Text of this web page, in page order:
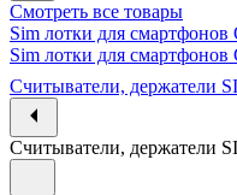
Смотреть все товары
Sim лотки для смартфонов
Sim лотки для смартфонов
Считыватели, держатели
Считыватели, держатели